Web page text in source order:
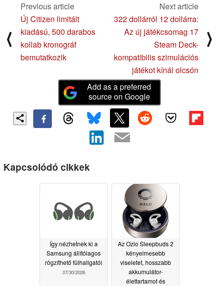
⟨
Previous article
Új Citizen limitált
kiadású, 500 darabos
kollab kronográf
bemutatkozik
Next article
322 dollárról 12 dollárra:
Az új játékcsomag 17
Steam Deck-
kompatibilis szimulációs
játékot kínál olcsón
⟩
Add as a preferred
source on Google
Kapcsolódó cikkek
Így nézhetnek ki a
Samsung állítólagos
rögzíthető fülhallgatói
07/30/2026
Az Ozlo Sleepbuds 2
kényelmesebb
viseletet, hosszabb
akkumulátor-
élettartamot és